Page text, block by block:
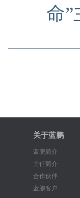
命
关于蓝鹏
蓝鹏简介
主任简介
合作伙伴
蓝鹏客户